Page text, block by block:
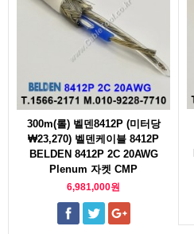
300m(롤) 벨덴8412P (미터당
₩23,270) 벨덴케이블 8412P
BELDEN 8412P 2C 20AWG
Plenum 자켓 CMP
6,981,000원